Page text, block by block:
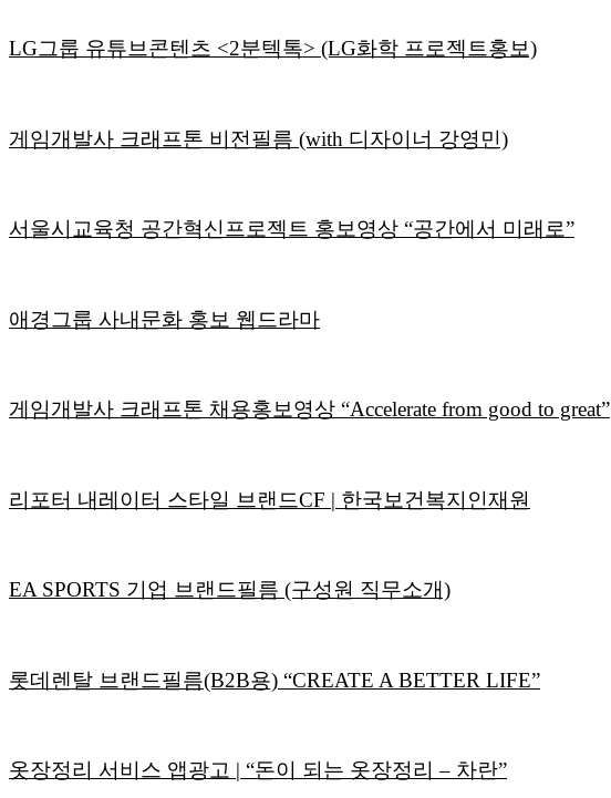
LG그룹 유튜브콘텐츠 <2분텍톡> (LG화학 프로젝트홍보)
게임개발사 크래프톤 비전필름 (with 디자이너 강영민)
서울시교육청 공간혁신프로젝트 홍보영상 “공간에서 미래로”
애경그룹 사내문화 홍보 웹드라마
게임개발사 크래프톤 채용홍보영상 “Accelerate from good to great”
리포터 내레이터 스타일 브랜드CF | 한국보건복지인재원
EA SPORTS 기업 브랜드필름 (구성원 직무소개)
롯데렌탈 브랜드필름(B2B용) “CREATE A BETTER LIFE”
옷장정리 서비스 앱광고 | “돈이 되는 옷장정리 – 차란”